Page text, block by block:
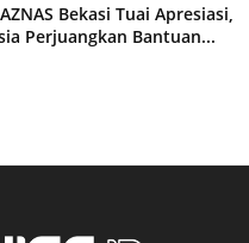
Bekasi Tuai Apresiasi,
Perjuangkan Bantuan...